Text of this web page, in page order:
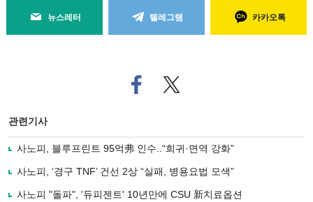
뉴스레터 텔레그램 카카오톡
페
이
로
기
사
유
트위
터로
관련기사
사노피, 블루프린트 95억弗 인수..“희귀·면역 강화”
사노피, ‘경구 TNF’ 건선 2상 “실패, 병용요법 모색”
사노피 "돌파", '듀피젠트' 10년만에 CSU 新치료옵션